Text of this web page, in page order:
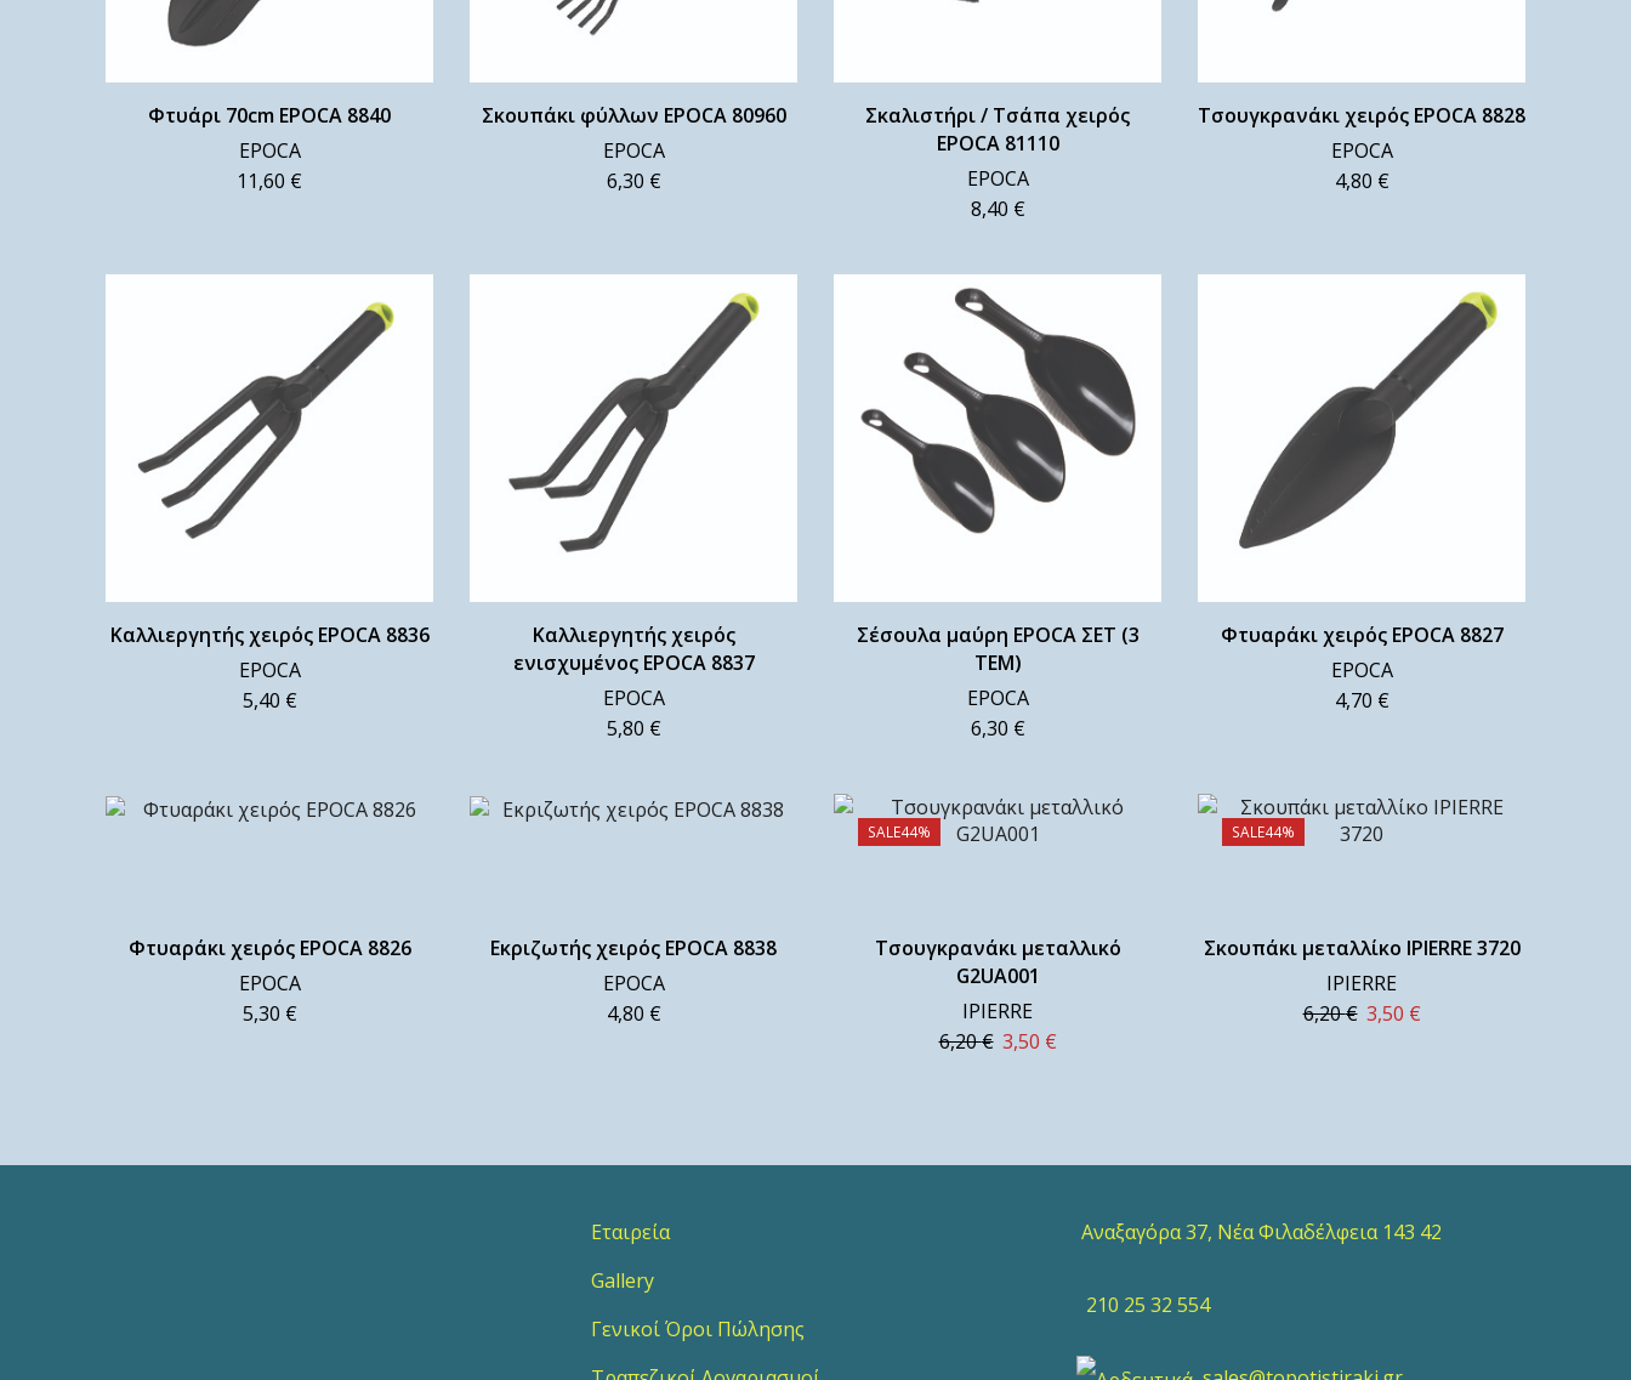
Φτυάρι 70cm EPOCA 8840
EPOCA
11,60 €
Σκουπάκι φύλλων EPOCA 80960
EPOCA
6,30 €
Σκαλιστήρι / Τσάπα χειρός
EPOCA 81110
EPOCA
8,40 €
Τσουγκρανάκι χειρός EPOCA 8828
EPOCA
4,80 €
Καλλιεργητής χειρός EPOCA 8836
EPOCA
5,40 €
Καλλιεργητής χειρός
ενισχυμένος EPOCA 8837
EPOCA
5,80 €
Σέσουλα μαύρη EPOCA ΣΕΤ (3
ΤΕΜ)
EPOCA
6,30 €
Φτυαράκι χειρός EPOCA 8827
EPOCA
4,70 €
Φτυαράκι χειρός EPOCA 8826
EPOCA
5,30 €
Εκριζωτής χειρός EPOCA 8838
EPOCA
4,80 €
SALE44%
Τσουγκρανάκι μεταλλικό
G2UA001
IPIERRE
6,20€ 3,50 €
SALE44%
Σκουπάκι μεταλλίκο IPIERRE 3720
IPIERRE
6,20€ 3,50 €
Εταιρεία
Gallery
Γενικοί Όροι Πώλησης
Αναξαγόρα 37, Νέα Φιλαδέλφεια 143 42
210 25 32 554